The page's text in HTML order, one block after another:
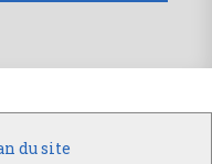
du site